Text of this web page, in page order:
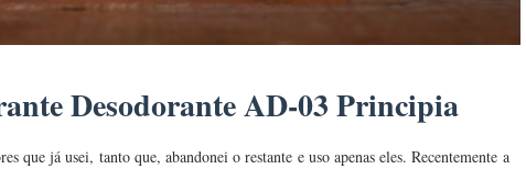
Desodorante AD-03 Principia
que já usei, tanto que, abandonei o restante e uso apenas eles. Recentemente a